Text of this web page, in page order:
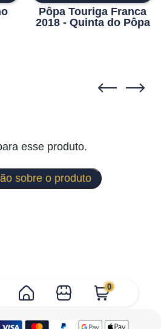
0
Pôpa Touriga Franca
2018 - Quinta do Pôpa
esse produto.
sobre o produto